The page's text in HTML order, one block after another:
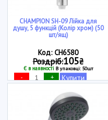
CHAMPION SH-09 Лійка для
душу, 5 функцій (Колір хром) (50
шт/ящ)
Код: CH6580
Роздріб:105₴
Є в наявностіВ упаковці: 50шт
- + Купити